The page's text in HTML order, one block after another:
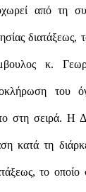
από τη
διατάξεως,
κ.
του
στη σειρά. Η
κατά τη
το οποίο